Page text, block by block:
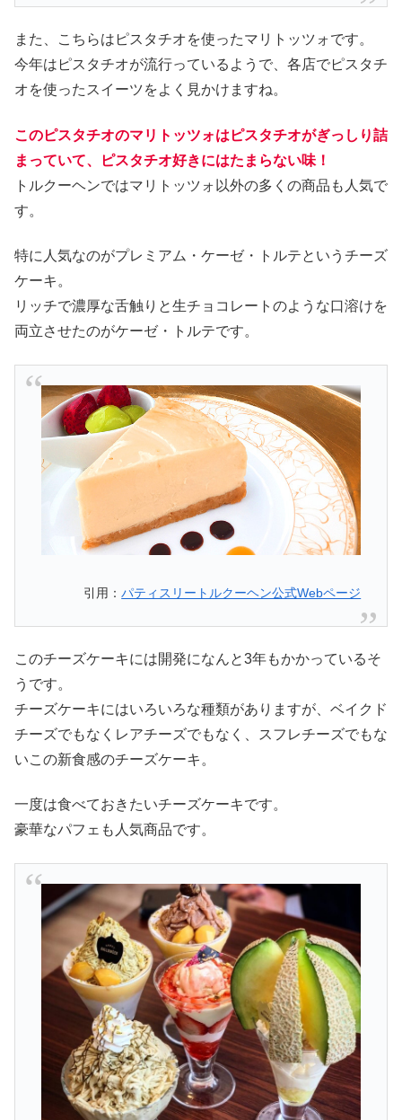
また、こちらはピスタチオを使ったマリトッツォです。
今年はピスタチオが流行っているようで、各店でピスタチ
オを使ったスイーツをよく見かけますね。
このピスタチオのマリトッツォはピスタチオがぎっしり詰
まっていて、ピスタチオ好きにはたまらない味！
トルクーヘンではマリトッツォ以外の多くの商品も人気で
す。
特に人気なのがプレミアム・ケーゼ・トルテというチーズ
ケーキ。
リッチで濃厚な舌触りと生チョコレートのような口溶けを
両立させたのがケーゼ・トルテです。
引用：パティスリートルクーヘン公式Webページ
このチーズケーキには開発になんと3年もかかっているそ
うです。
チーズケーキにはいろいろな種類がありますが、ベイクド
チーズでもなくレアチーズでもなく、スフレチーズでもな
いこの新食感のチーズケーキ。
一度は食べておきたいチーズケーキです。
豪華なパフェも人気商品です。